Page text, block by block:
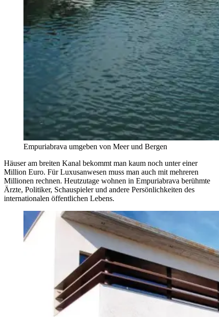
Empuriabrava umgeben von Meer und Bergen
Häuser am breiten Kanal bekommt man kaum noch unter einer
Million Euro. Für Luxusanwesen muss man auch mit mehreren
Millionen rechnen. Heutzutage wohnen in Empuriabrava berühmte
Ärzte, Politiker, Schauspieler und andere Persönlichkeiten des
internationalen öffentlichen Lebens.